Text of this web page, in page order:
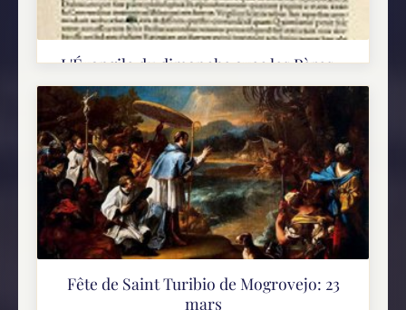
L'Évangile du dimanche avec les Pères -
Lc 13, 22-30
L'appel universel au salut et la porte étroite (Lc
13, 22-30) 22Et il passait par les villes et bourgs,
enseignant et faisant route vers
Jérusalem. 23quelqu'un lui dit : " Seigneur, n'y
aura-t-il...
Fête de Saint Turibio de Mogrovejo: 23
mars